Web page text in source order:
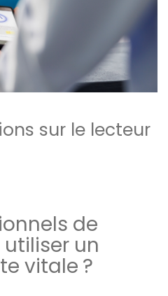
sur le lecteur
de
un
vitale ?